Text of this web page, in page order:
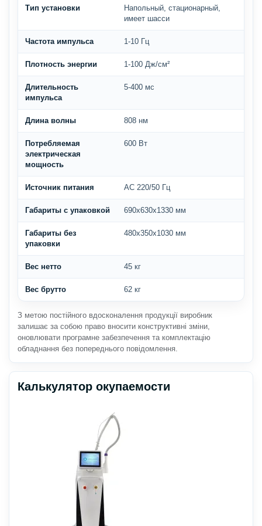
Тип установки
Напольный, стационарный,
имеет шасси
Частота импульса 1-10 Гц
Плотность энергии 1-100 Дж/см²
Длительность
импульса
5-400 мс
Длина волны 808 нм
Потребляемая
электрическая
мощность
600 Вт
Источник питания АС 220/50 Гц
Габариты с упаковкой 690х630х1330 мм
Габариты без
упаковки
480х350х1030 мм
Вес нетто 45 кг
Вес брутто 62 кг
З метою постійного вдосконалення продукції виробник
залишає за собою право вносити конструктивні зміни,
оновлювати програмне забезпечення та комплектацію
обладнання без попереднього повідомлення.
Калькулятор окупаемости